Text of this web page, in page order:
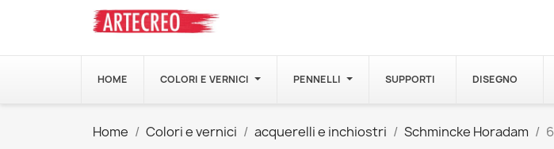
HOME COLORI E VERNICI PENNELLI SUPPORTI DISEGNO
Home Colori e vernici acquerelli e inchiostri Schmincke Horadam